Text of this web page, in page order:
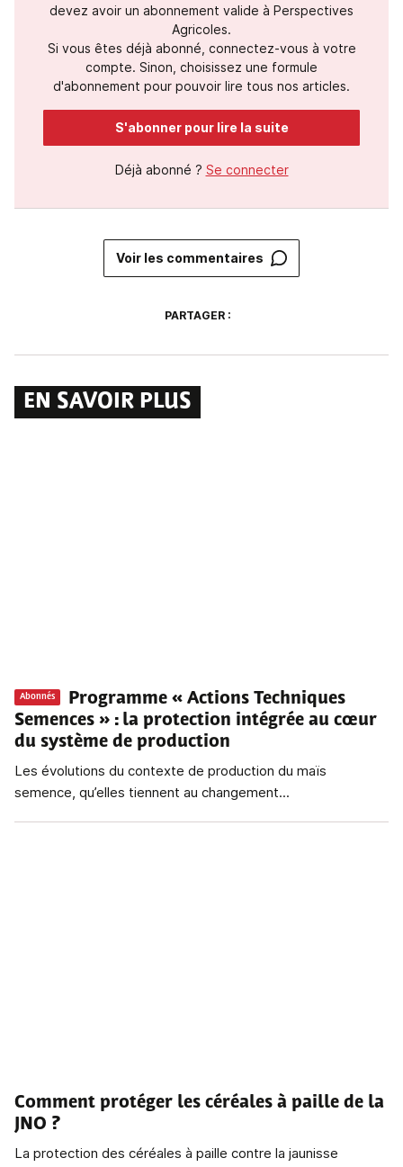
devez avoir un abonnement valide à Perspectives
Agricoles.
Si vous êtes déjà abonné, connectez-vous à votre
compte. Sinon, choisissez une formule
d'abonnement pour pouvoir lire tous nos articles.
S'abonner pour lire la suite
Déjà abonné ? Se connecter
Voir les commentaires
PARTAGER :
EN SAVOIR PLUS
Abonnés
Programme « Actions Techniques
Semences » : la protection intégrée au cœur
du système de production
Les évolutions du contexte de production du maïs
semence, qu’elles tiennent au changement...
Comment protéger les céréales à paille de la
JNO ?
La protection des céréales à paille contre la jaunisse